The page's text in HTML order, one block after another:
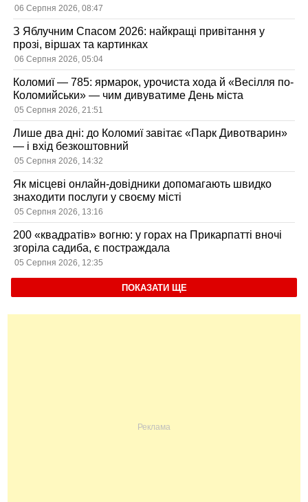
06 Серпня 2026, 08:47
З Яблучним Спасом 2026: найкращі привітання у
прозі, віршах та картинках
06 Серпня 2026, 05:04
Коломиї — 785: ярмарок, урочиста хода й «Весілля по-
Коломийськи» — чим дивуватиме День міста
05 Серпня 2026, 21:51
Лише два дні: до Коломиї завітає «Парк Дивотварин»
— і вхід безкоштовний
05 Серпня 2026, 14:32
Як місцеві онлайн-довідники допомагають швидко
знаходити послуги у своєму місті
05 Серпня 2026, 13:16
200 «квадратів» вогню: у горах на Прикарпатті вночі
згоріла садиба, є постраждала
05 Серпня 2026, 12:35
ПОКАЗАТИ ЩЕ